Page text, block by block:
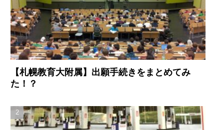
【札幌教育大附属】出願手続きをまとめてみ
た！？